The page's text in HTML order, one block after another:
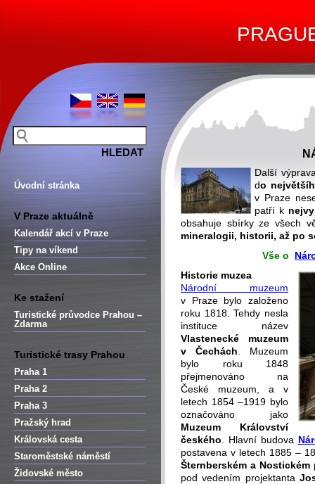
Úvodní stránka
V Praze aktuálně
Kalendář akcí v Praze
Tipy na víkend
Akce Online
Ke stažení
Turistické průvodce Prahou –
Zdarma
Turistické trasy Prahou
Praha 1
Praha 2
Praha 3
Pražský hrad
Královská cesta
Staroměstské náměstí
Židovské město
Další
do
v Praze
patří k
obsahuje sbírky ze všech
mineralogii, historii, až po
Vše o
Historie muzea
Národní muzeum
v Praze bylo založeno
roku 1818. Tehdy nesla
instituce název
Vlastenecké muzeum
v Čechách . Muzeum
bylo roku 1848
přejmenováno na
České muzeum, a v
letech 1854 –1919 bylo
označováno jako
Muzeum Království
českého . Hlavní budova
postavena v letech 1885 –
Šternberském a Nostickém
pod vedením projektanta